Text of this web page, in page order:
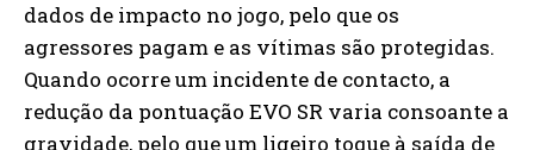
dados de impacto no jogo, pelo que os
agressores pagam e as vítimas são protegidas.
Quando ocorre um incidente de contacto, a
redução da pontuação EVO SR varia consoante a
gravidade, pelo que um ligeiro toque à saída de